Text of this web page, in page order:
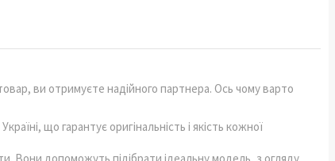
ви отримуєте надійного партнера. Ось чому варто
що гарантує оригінальність і якість кожної